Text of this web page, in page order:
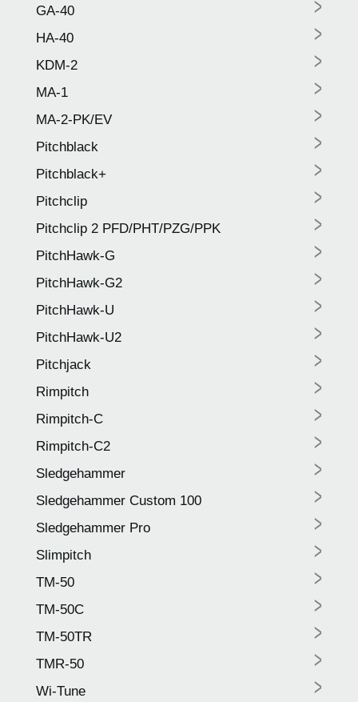
GA-40 >
HA-40 >
KDM-2 >
MA-1 >
MA-2-PK/EV >
Pitchblack >
Pitchblack+ >
Pitchclip >
Pitchclip 2 PFD/PHT/PZG/PPK >
PitchHawk-G >
PitchHawk-G2 >
PitchHawk-U >
PitchHawk-U2 >
Pitchjack >
Rimpitch >
Rimpitch-C >
Rimpitch-C2 >
Sledgehammer >
Sledgehammer Custom 100 >
Sledgehammer Pro >
Slimpitch >
TM-50 >
TM-50C >
TM-50TR >
TMR-50 >
Wi-Tune >